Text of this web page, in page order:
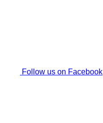
Follow us on Facebook